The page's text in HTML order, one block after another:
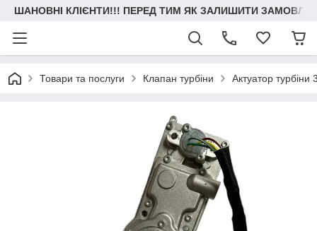
ШАНОВНІ КЛІЄНТИ!!! ПЕРЕД ТИМ ЯК ЗАЛИШИТИ
Товари та послуги Клапан турбіни Актуатор